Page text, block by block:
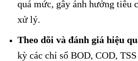
quá mức, gây ảnh hưởng tiêu
xử lý.
Theo dõi và đánh giá hiệu
kỳ các chỉ số BOD, COD,